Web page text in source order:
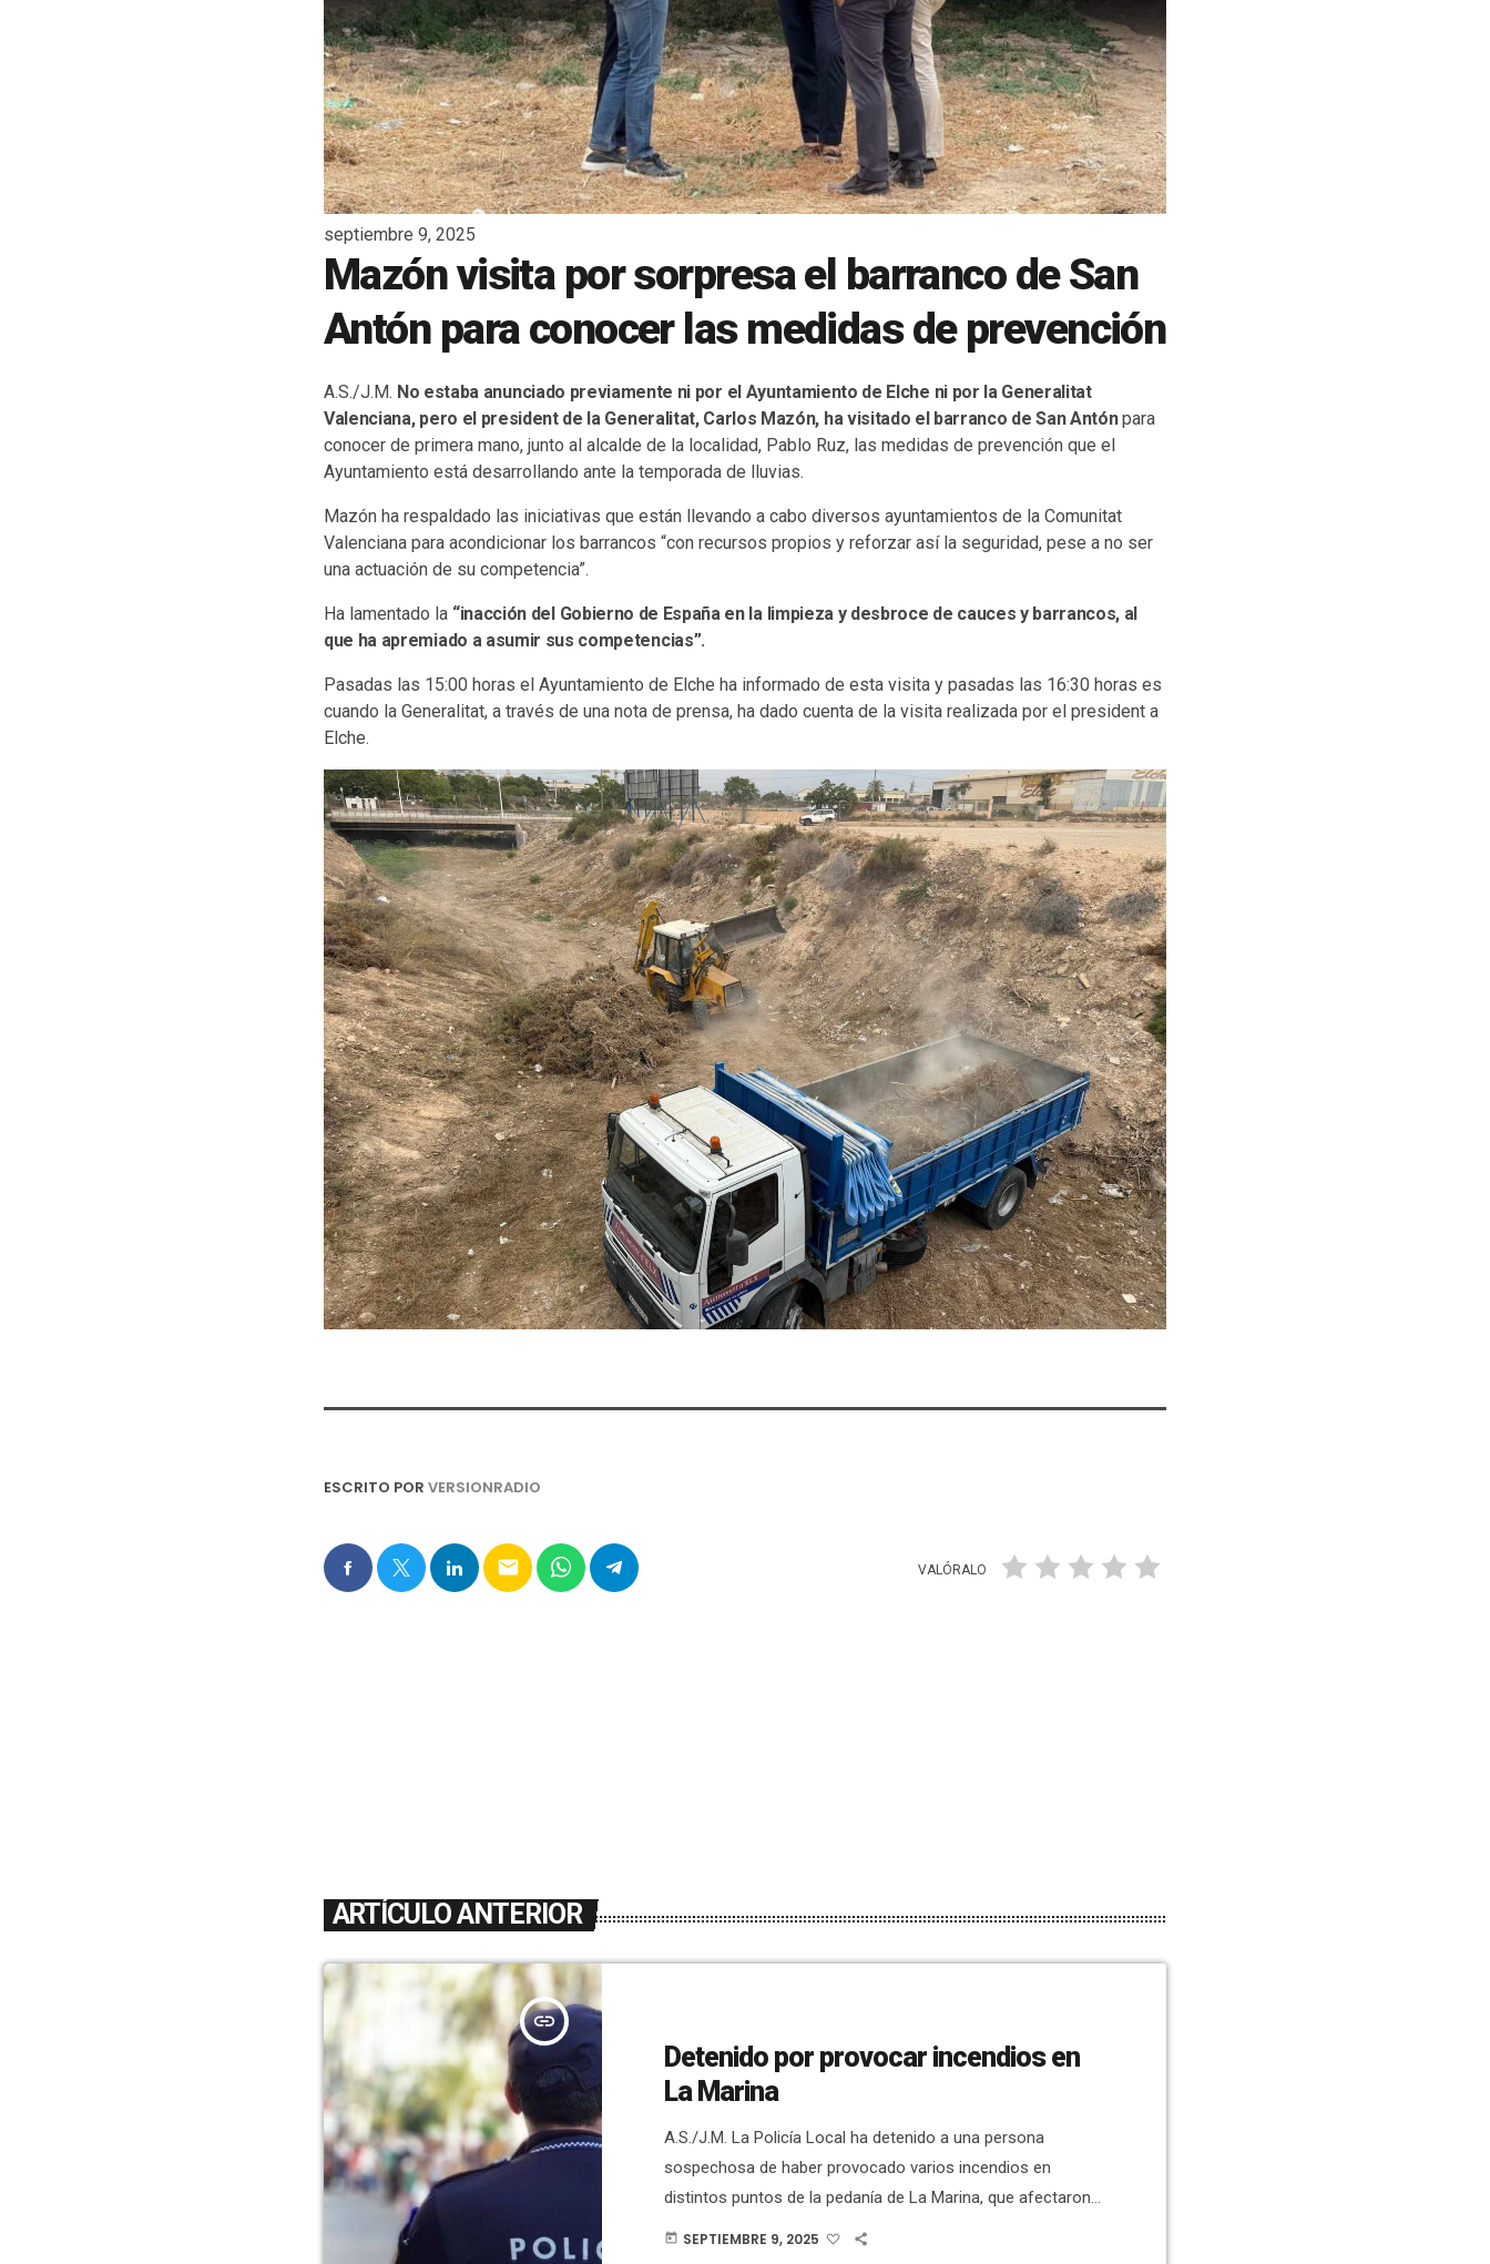
septiembre 9, 2025
Mazón visita por sorpresa el barranco de San
Antón para conocer las medidas de prevención
A.S./J.M. No estaba anunciado previamente ni por el Ayuntamiento de Elche ni por la Generalitat
Valenciana, pero el president de la Generalitat, Carlos Mazón, ha visitado el barranco de San Antónpara
conocer de primera mano, junto al alcalde de la localidad, Pablo Ruz, las medidas de prevención que el
Ayuntamiento está desarrollando ante la temporada de lluvias.
Mazón ha respaldado las iniciativas que están llevando a cabo diversos ayuntamientos de la Comunitat
Valenciana para acondicionar los barrancos “con recursos propios y reforzar así la seguridad, pese a no ser
una actuación de su competencia”.
Ha lamentado la “inacción del Gobierno de España en la limpieza y desbroce de cauces y barrancos, al
que ha apremiado a asumir sus competencias”.
Pasadas las 15:00 horas el Ayuntamiento de Elche ha informado de esta visita y pasadas las 16:30 horas es
cuando la Generalitat, a través de una nota de prensa, ha dado cuenta de la visita realizada por el president a
Elche.
ESCRITO POR VERSIONRADIO
email VALÓRALO
ARTÍCULO ANTERIOR
insert_link
Detenido por provocar incendios en
La Marina
A.S./J.M. La Policía Local ha detenido a una persona
sospechosa de haber provocado varios incendios en
distintos puntos de la pedanía de La Marina, que afectaron a
vehículos y zonas de vegetación. Una llamada alertó a los
today SEPTIEMBRE 9, 2025